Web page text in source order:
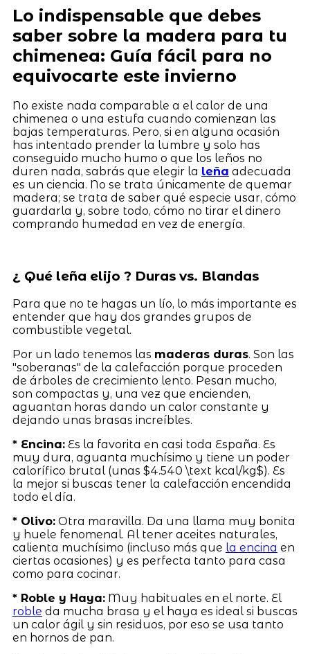
Lo indispensable que debes
saber sobre la madera para tu
chimenea: Guía fácil para no
equivocarte este invierno
No existe nada comparable a el calor de una
chimenea o una estufa cuando comienzan las
bajas temperaturas. Pero, si en alguna ocasión
has intentado prender la lumbre y solo has
conseguido mucho humo o que los leños no
duren nada, sabrás que elegir la leña adecuada
es un ciencia. No se trata únicamente de quemar
madera; se trata de saber qué especie usar, cómo
guardarla y, sobre todo, cómo no tirar el dinero
comprando humedad en vez de energía.
¿ Qué leña elijo ? Duras vs. Blandas
Para que no te hagas un lío, lo más importante es
entender que hay dos grandes grupos de
combustible vegetal.
Por un lado tenemos las maderas duras. Son las
"soberanas" de la calefacción porque proceden
de árboles de crecimiento lento. Pesan mucho,
son compactas y, una vez que encienden,
aguantan horas dando un calor constante y
dejando unas brasas increíbles.
* Encina:Es la favorita en casi toda España. Es
muy dura, aguanta muchísimo y tiene un poder
calorífico brutal (unas $4.540 \text kcal/kg$). Es
la mejor si buscas tener la calefacción encendida
todo el día.
* Olivo:Otra maravilla. Da una llama muy bonita
y huele fenomenal. Al tener aceites naturales,
calienta muchísimo (incluso más que la encina en
ciertas ocasiones) y es perfecta tanto para casa
como para cocinar.
* Roble y Haya:Muy habituales en el norte. El
roble da mucha brasa y el haya es ideal si buscas
un calor ágil y sin residuos, por eso se usa tanto
en hornos de pan.